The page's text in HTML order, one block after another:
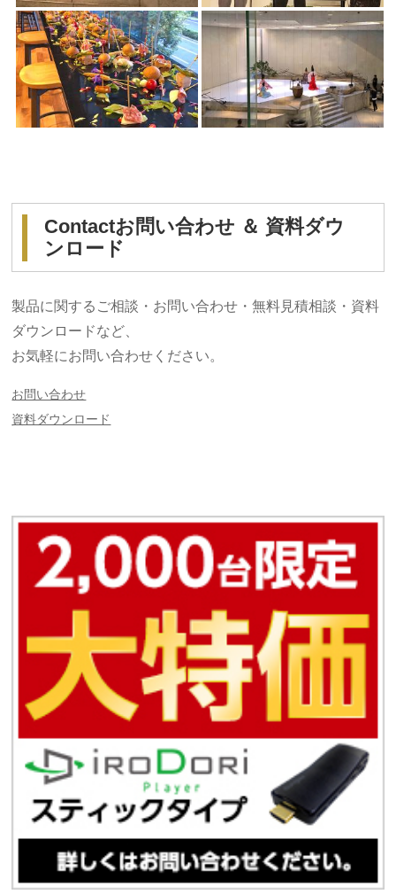
Contactお問い合わせ ＆ 資料ダウ
ンロード
製品に関するご相談・お問い合わせ・無料見積相談・資料
ダウンロードなど、
お気軽にお問い合わせください。
お問い合わせ
資料ダウンロード